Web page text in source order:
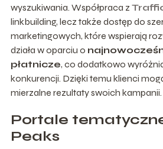
wyszukiwania. Współpraca z
linkbuilding, lecz także dostęp do
marketingowych, które wspierają
działa w oparciu o
płatnicze, co dodatkowo
konkurencji. Dzięki temu klienci
mierzalne rezultaty swoich kampanii.
Portale
Peaks